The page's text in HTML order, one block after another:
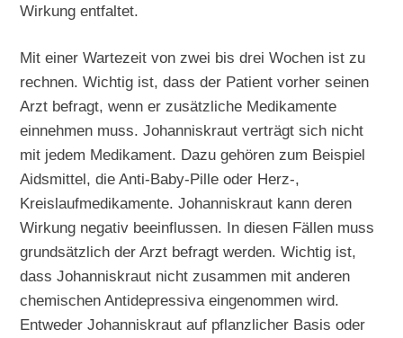
Wirkung entfaltet.
Mit einer Wartezeit von zwei bis drei Wochen ist zu
rechnen. Wichtig ist, dass der Patient vorher seinen
Arzt befragt, wenn er zusätzliche Medikamente
einnehmen muss. Johanniskraut verträgt sich nicht
mit jedem Medikament. Dazu gehören zum Beispiel
Aidsmittel, die Anti-Baby-Pille oder Herz-,
Kreislaufmedikamente. Johanniskraut kann deren
Wirkung negativ beeinflussen. In diesen Fällen muss
grundsätzlich der Arzt befragt werden. Wichtig ist,
dass Johanniskraut nicht zusammen mit anderen
chemischen Antidepressiva eingenommen wird.
Entweder Johanniskraut auf pflanzlicher Basis oder